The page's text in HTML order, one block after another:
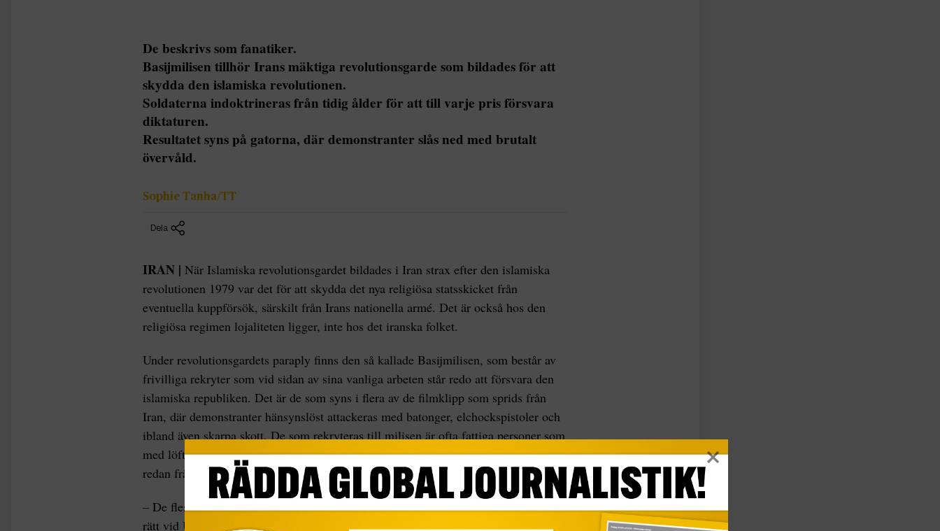
De beskrivs som fanatiker.
Basijmilisen tillhör Irans mäktiga revolutionsgarde som bildades för att
skydda den islamiska revolutionen.
Soldaterna indoktrineras från tidig ålder för att till varje pris försvara
diktaturen.
Resultatet syns på gatorna, där demonstranter slås ned med brutalt
övervåld.
Sophie Tanha/TT
Dela
IRAN | När Islamiska revolutionsgardet bildades i Iran strax efter den islamiska
revolutionen 1979 var det för att skydda det nya religiösa statsskicket från
eventuella kuppförsök, särskilt från Irans nationella armé. Det är också hos den
religiösa regimen lojaliteten ligger, inte hos det iranska folket.
Under revolutionsgardets paraply finns den så kallade Basijmilisen, som består av
frivilliga rekryter som vid sidan av sina vanliga arbeten står redo att försvara den
islamiska republiken. Det är de som syns i flera av de filmklipp som sprids från
Iran, där demonstranter hänsynslöst attackeras med batonger, elchockspistoler och
ibland även skarpa skott. De som rekryteras till milisen är ofta fattiga personer som
med löften om högre levnadsstandard lyder order till punkt och pricka. Många har
redan från barnsben indoktrinerats till lojalitet med regimen, oavsett vad.
– De flesta är faktiskt fanatiker, säger Said Mahmoudi, professor i internationell
rätt vid Uppsala universitet, som arbetade vid iranska UD året efter revolutionen